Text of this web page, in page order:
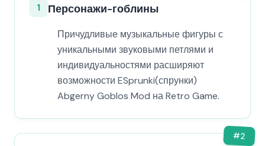
1 Персонажи-гоблины
Причудливые музыкальные фигуры с
уникальными звуковыми петлями и
индивидуальностями расширяют
возможности ESprunki(спрунки)
Abgerny Goblos Mod на Retro Game.
#2